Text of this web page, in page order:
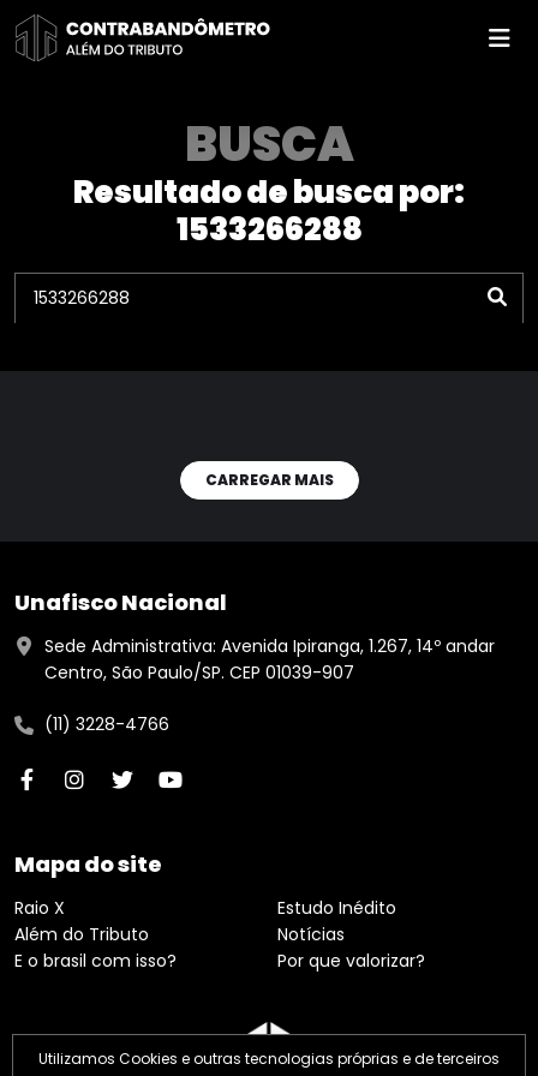
Pular
para
BUSCA
Resultado de busca por:
1533266288
CARREGAR MAIS
Unafisco Nacional
Sede Administrativa: Avenida Ipiranga, 1.267, 14º andar
Centro, São Paulo/SP. CEP 01039-907
(11) 3228-4766
Mapa do site
Raio X
Além do Tributo
E o brasil com isso?
Estudo Inédito
Notícias
Por que valorizar?
Utilizamos Cookies e outras tecnologias próprias e de terceiros